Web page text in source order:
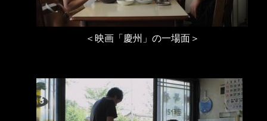
＜映画「慶州」の一場面＞